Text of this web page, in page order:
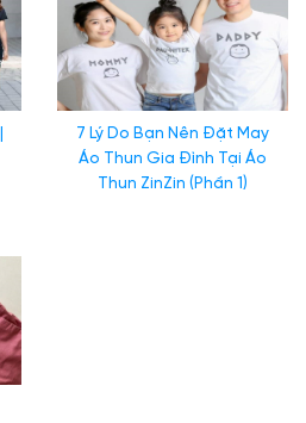
7 Lý Do Bạn Nên Đặt May
Áo Thun Gia Đình Tại Áo
Thun ZinZin (Phần 1)